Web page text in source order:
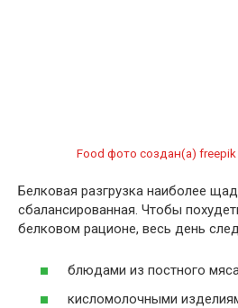
Food фото создан(а)
Белковая разгрузка наиболее
сбалансированная. Чтобы
белковом рационе, весь день
блюдами из постного
кисломолочными